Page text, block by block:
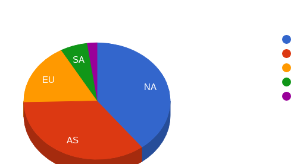
NA
SA
EU
AS